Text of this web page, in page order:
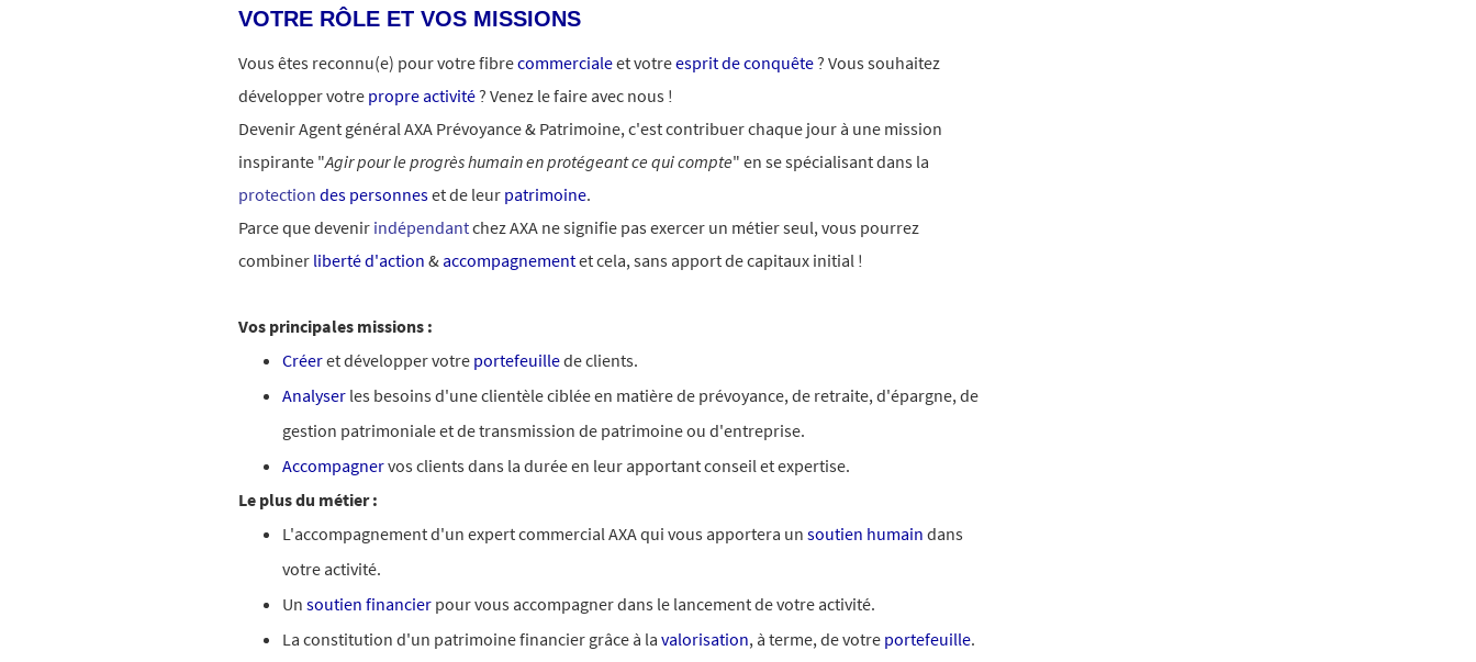
VOTRE RÔLE ET VOS MISSIONS
Vous êtes reconnu(e) pour votre fibrecommercialeet votreesprit de conquête? Vous souhaitez
développer votre propre activité? Venez le faire avec nous !
Devenir Agent général AXA Prévoyance & Patrimoine, c'est contribuer chaque jour à une mission
inspirante "Agir pour le progrès humain en protégeant ce qui compte" en se spécialisant dans la
protection des personneset de leur patrimoine.
Parce que devenir indépendantchez AXA ne signifie pas exercer un métier seul, vous pourrez
combiner liberté d'action & accompagnementet cela, sans apport de capitaux initial !
Vos principales missions :
Créeret développer votre portefeuillede clients.
Analyser les besoins d'une clientèle ciblée en matière de prévoyance, de retraite, d'épargne, de
gestion patrimoniale et de transmission de patrimoine ou d'entreprise.
Accompagnervos clients dans la durée en leur apportant conseil et expertise.
Le plus du métier :
L'accompagnement d'un expert commercial AXA qui vous apportera un soutien humain dans
votre activité.
Un soutien financier pour vous accompagner dans le lancement de votre activité.
La constitution d'un patrimoine financier grâce à la valorisation, à terme, de votre portefeuille.